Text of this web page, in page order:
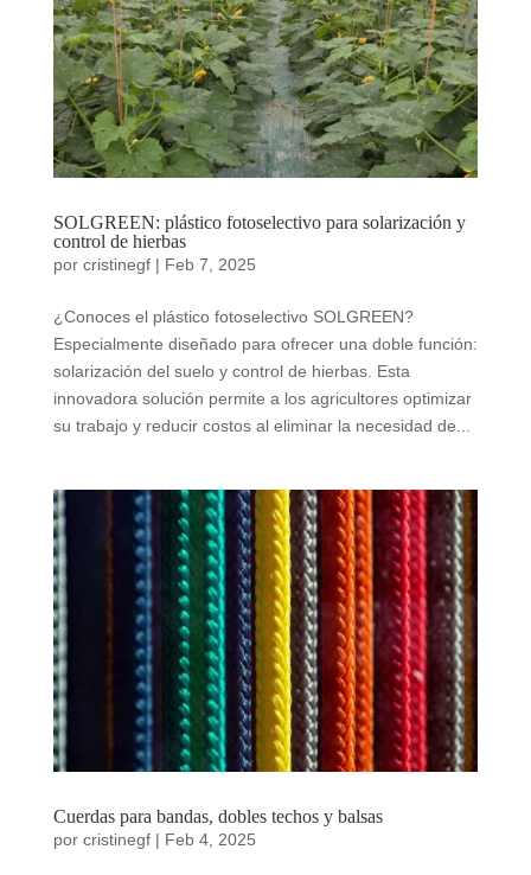
SOLGREEN: plástico fotoselectivo para solarización y
control de hierbas
por cristinegf| Feb 7, 2025
¿Conoces el plástico fotoselectivo SOLGREEN?
Especialmente diseñado para ofrecer una doble función:
solarización del suelo y control de hierbas. Esta
innovadora solución permite a los agricultores optimizar
su trabajo y reducir costos al eliminar la necesidad de...
Cuerdas para bandas, dobles techos y balsas
por cristinegf| Feb 4, 2025